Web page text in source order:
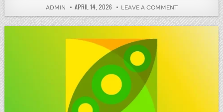
AUTHOR:
ADMIN PUBLISHED DATE:
APRIL 14, 2026 LEAVE A COMMENTON ADOBE